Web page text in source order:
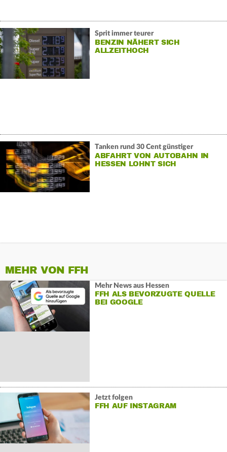
Sprit immer teurer
BENZIN NÄHERT SICH
ALLZEITHOCH
Tanken rund 30 Cent günstiger
ABFAHRT VON AUTOBAHN IN
HESSEN LOHNT SICH
MEHR VON FFH
Mehr News aus Hessen
FFH ALS BEVORZUGTE QUELLE
BEI GOOGLE
Jetzt folgen
FFH AUF INSTAGRAM